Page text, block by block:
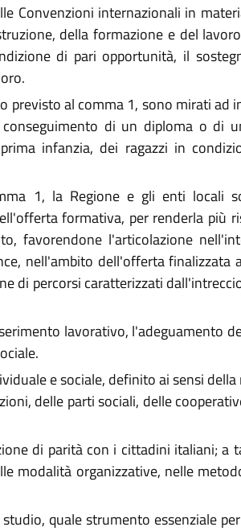
Convenzioni internazionali in
della formazione e del
di pari opportunità, il
previsto al comma 1, sono mirati ad
di un diploma o di
infanzia, dei ragazzi in
1, la Regione e gli enti locali
formativa, per renderla più
favorendone l'articolazione
nell'ambito dell'offerta finalizzata
di percorsi caratterizzati
lavorativo, l'adeguamento
e sociale, definito ai sensi
delle parti sociali, delle
di parità con i cittadini italiani; a
modalità organizzative, nelle
quale strumento essenziale